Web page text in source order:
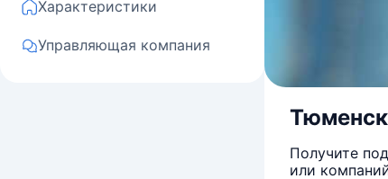
Характеристики
Управляющая компания
Получите
или